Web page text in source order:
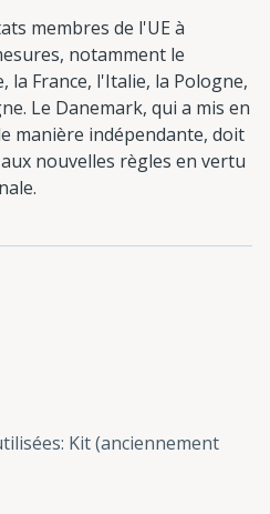
membres de l'UE à
notamment le
la France, l'Italie, la Pologne,
Le Danemark, qui a mis en
manière indépendante, doit
nouvelles règles en vertu
: Kit (anciennement